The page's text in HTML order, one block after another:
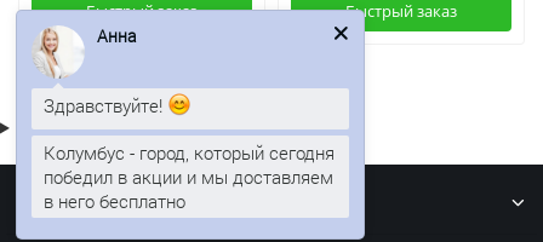
Быстрый заказ Быстрый заказ
Информация
Анна
Здравствуйте!
Колумбус - город, который сегодня
победил в акции и мы доставляем
в него бесплатно